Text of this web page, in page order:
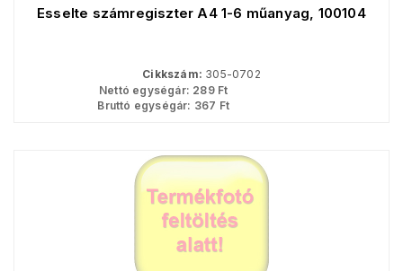
Esselte számregiszter A4 1-6 műanyag, 100104
Cikkszám: 305-0702
Nettó egységár: 289Ft
Bruttó egységár: 367 Ft